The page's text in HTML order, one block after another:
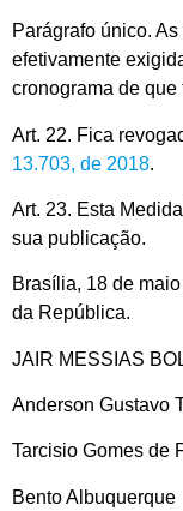
Parágrafo único.
efetivamente
cronograma de que
Art. 22. Fica
13.703, de 2018.
Art. 23. Esta
sua publicação.
Brasília, 18 de
da República.
JAIR MESSIAS
Anderson Gustavo
Tarcisio Gomes de
Bento Albuquerque